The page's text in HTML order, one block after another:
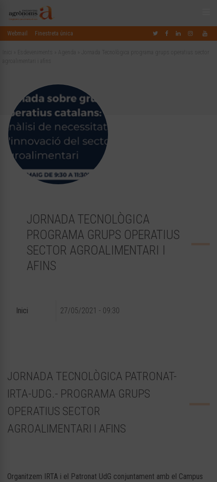
Webmail Finestreta única
JORNADA TECNOLÒGICA
PROGRAMA GRUPS OPERATIUS
SECTOR AGROALIMENTARI I
AFINS
Inici 27/05/2021 - 09:30
JORNADA TECNOLÒGICA PATRONAT-
IRTA-UDG.- PROGRAMA GRUPS
OPERATIUS SECTOR
AGROALIMENTARI I AFINS
Organitzem IRTA i el Patronat UdG conjuntament amb el Campus